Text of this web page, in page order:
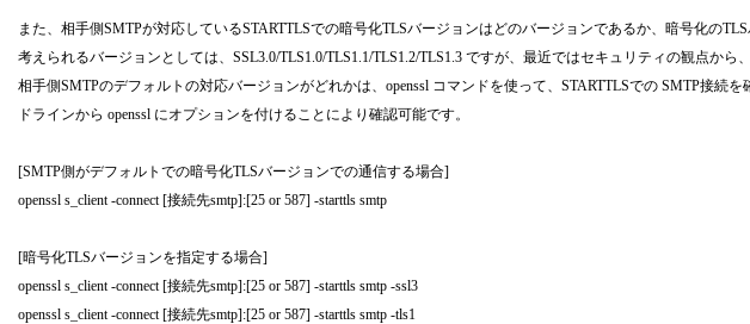
また、相手側SMTPが対応しているSTARTTLSでの暗号化TLSバージョンはどのバージョンであるか、暗号化の
考えられるバージョンとしては、SSL3.0/TLS1.0/TLS1.1/TLS1.2/TLS1.3 ですが、最近ではセキュリティの観点か
相手側SMTPのデフォルトの対応バージョンがどれかは、openssl コマンドを使って、STARTTLSでの SMTP接続
ドラインから openssl にオプションを付けることにより確認可能です。
[SMTP側がデフォルトでの暗号化TLSバージョンでの通信する場合]
openssl s_client -connect [接続先smtp]:[25 or 587] -starttls smtp
[暗号化TLSバージョンを指定する場合]
openssl s_client -connect [接続先smtp]:[25 or 587] -starttls smtp -ssl3
openssl s_client -connect [接続先smtp]:[25 or 587] -starttls smtp -tls1